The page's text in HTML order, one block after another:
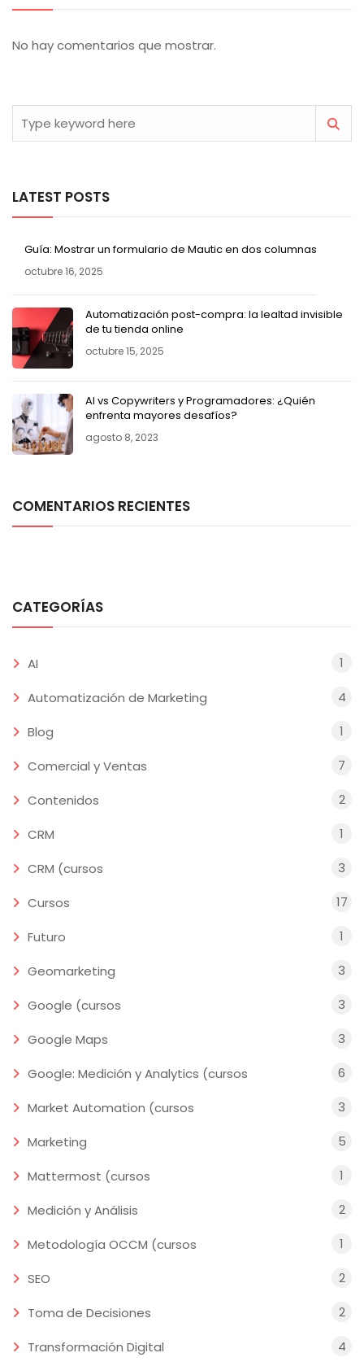
No hay comentarios que mostrar.
LATEST POSTS
Guía: Mostrar un formulario de Mautic en dos columnas
octubre 16, 2025
Automatización post-compra: la lealtad invisible
de tu tienda online
octubre 15, 2025
AI vs Copywriters y Programadores: ¿Quién
enfrenta mayores desafíos?
agosto 8, 2023
COMENTARIOS RECIENTES
CATEGORÍAS
AI 1
Automatización de Marketing 4
Blog 1
Comercial y Ventas 7
Contenidos 2
CRM 1
CRM (cursos 3
Cursos 17
Futuro 1
Geomarketing 3
Google (cursos 3
Google Maps 3
Google: Medición y Analytics (cursos 6
Market Automation (cursos 3
Marketing 5
Mattermost (cursos 1
Medición y Análisis 2
Metodología OCCM (cursos 1
SEO 2
Toma de Decisiones 2
Transformación Digital 4